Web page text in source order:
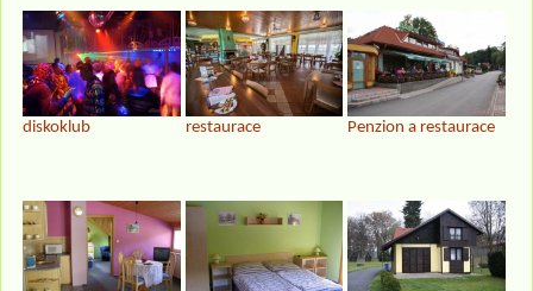
diskoklub restaurace Penzion a restaurace